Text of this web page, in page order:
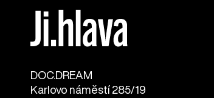
DOC.DREAM​
Karlovo náměstí 285/19